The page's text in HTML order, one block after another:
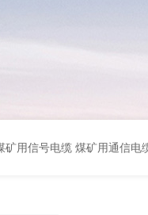
用通信电缆 橡套软电缆YZ-3*1.5+1 YCW橡胶电缆3*10+1*6 船用橡套软电缆CEFR-3*2.5 煤矿用移动橡